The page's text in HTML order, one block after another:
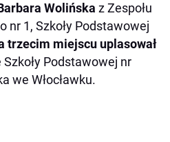
Wolińska z Zespołu
nr 1, Szkoły Podstawowej
trzecim miejscu uplasował
Szkoły Podstawowej nr
we Włocławku.